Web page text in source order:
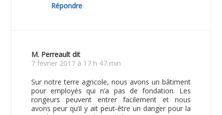
Répondre
M. Perreault dit
7 février 2017 à 17 h 47 min
Sur notre terre agricole, nous avons un bâtiment
pour employés qui n’a pas de fondation. Les
rongeurs peuvent entrer facilement et nous
avons peur qu’il y ait peut-être un danger pour la